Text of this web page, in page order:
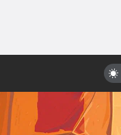
Франкенштейна